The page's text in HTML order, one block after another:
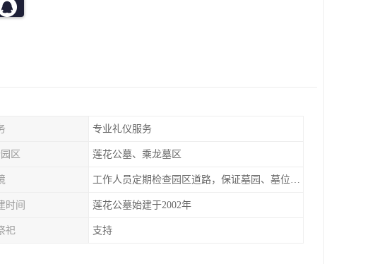
专业礼仪服务
区 莲花公墓、乘龙墓区
工作人员定期检查园区道路，保证墓园、墓位间的道路便捷、平整
时间 莲花公墓始建于2002年
祀 支持